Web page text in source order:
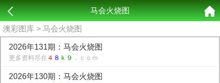
马会火烧图
澳彩图库 > 马会火烧图
2026年131期：马会火烧图
更多资料尽在 ４ ８ ｋ９ ．ｃｏｍ
2026年130期：马会火烧图